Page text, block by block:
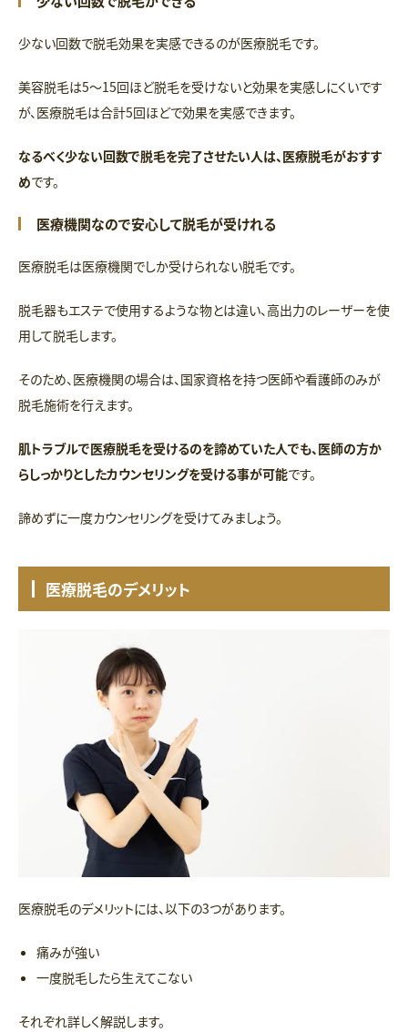
少ない回数で脱毛効果を実感できるのが医療脱毛です。
美容脱毛は5〜15回ほど脱毛を受けないと効果を実感しにくいです
が、医療脱毛は合計5回ほどで効果を実感できます。
なるべく少ない回数で脱毛を完了させたい人は、医療脱毛がおすす
めです。
医療機関なので安心して脱毛が受けれる
医療脱毛は医療機関でしか受けられない脱毛です。
脱毛器もエステで使用するような物とは違い、高出力のレーザーを使
用して脱毛します。
そのため、医療機関の場合は、国家資格を持つ医師や看護師のみが
脱毛施術を行えます。
肌トラブルで医療脱毛を受けるのを諦めていた人でも、医師の方か
らしっかりとしたカウンセリングを受ける事が可能です。
諦めずに一度カウンセリングを受けてみましょう。
医療脱毛のデメリット
医療脱毛のデメリットには、以下の3つがあります。
痛みが強い
一度脱毛したら生えてこない
それぞれ詳しく解説します。